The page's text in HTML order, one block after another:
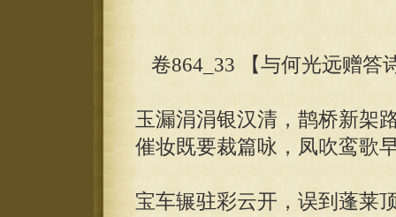
卷864_33 【与何光远赠答
玉漏涓涓银汉清，鹊桥新架
催妆既要裁篇咏，凤吹鸾歌
宝车辗驻彩云开，误到蓬莱